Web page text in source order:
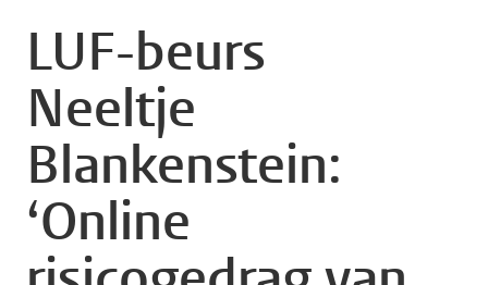
LUF-beurs
Neeltje
Blankenstein:
‘Online